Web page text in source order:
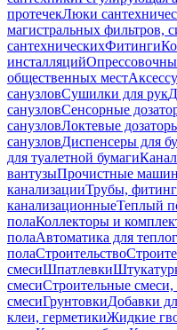
протечекЛюки
магистральных фильтров,
сантехническихФитинги
инсталляций
общественных мест
санузловСушилки для рук
санузловСенсорные
санузловЛоктевые
санузловДиспенсеры для
для туалетной бумаги
вантузыПрочистные
канализацииТрубы,
канализационныеТеплый
полаКоллекторы и
полаАвтоматика для
полаСтроительство
смесиШпатлевки
смесиСтроительные смеси,
смесиГрунтовкиДобавки
клеи, герметикиЖидкие